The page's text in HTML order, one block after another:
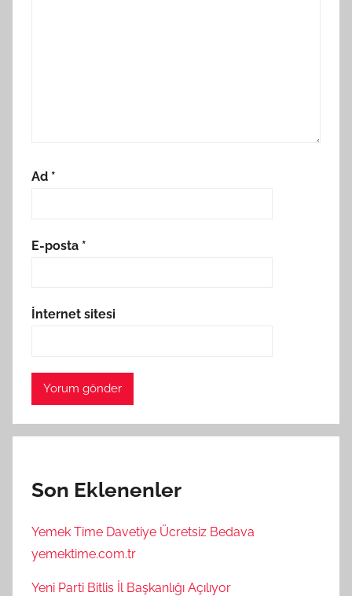
Ad *
E-posta *
İnternet sitesi
Son Eklenenler
Yemek Time Davetiye Ücretsiz Bedava
yemektime.com.tr
Yeni Parti Bitlis İl Başkanlığı Açılıyor